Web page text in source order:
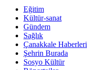
Eğitim
Kültür-sanat
Gündem
Sağlık
Çanakkale Haberleri
Şehrin Burada
Sosyo Kültür